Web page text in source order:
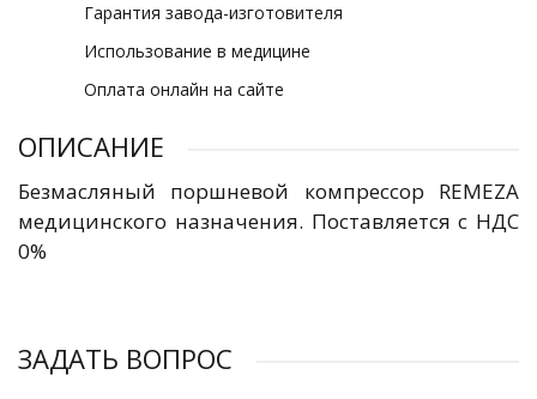
Гарантия завода-изготовителя
Использование в медицине
Оплата онлайн на сайте
ОПИСАНИЕ
Безмасляный поршневой компрессор REMEZA
медицинского назначения. Поставляется с НДС
0%
ЗАДАТЬ ВОПРОС